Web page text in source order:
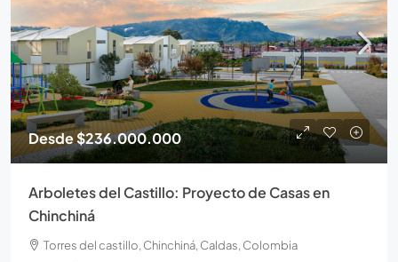
Desde$236.000.000
Arboletes del Castillo: Proyecto de Casas en
Chinchiná
Torres del castillo, Chinchiná, Caldas, Colombia